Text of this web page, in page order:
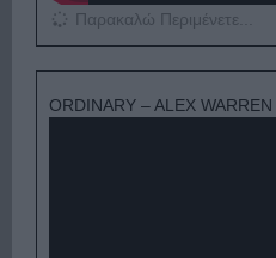
Παρακαλώ Περιμένετε...
ORDINARY – ALEX WARREN